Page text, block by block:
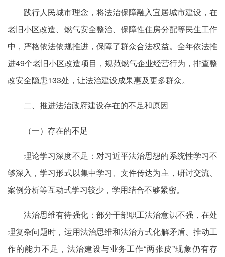
践行人民城市理念，将法治保障融入宜居城市建设，在
老旧小区改造、燃气安全整治、保障性住房分配等民生工作
中，严格依法依规推进，保障了群众合法权益。全年依法推
进49个老旧小区改造项目，规范燃气企业经营行为，排查整
改安全隐患133处，让法治建设成果惠及更多群众。
二、推进法治政府建设存在的不足和原因
（一）存在的不足
理论学习深度不足：对习近平法治思想的系统性学习不
够深入，学习形式以集中学习、文件传达为主，研讨交流、
案例分析等互动式学习较少，学用结合不够紧密。
法治思维有待强化：部分干部职工法治意识不强，在处
理复杂问题时，运用法治思维和法治方式化解矛盾、推动工
作的能力不足，法治建设与业务工作“两张皮”现象仍有存